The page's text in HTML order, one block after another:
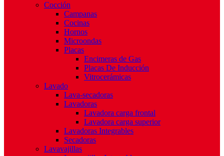
Cocción
Campanas
Cocinas
Hornos
Microondas
Placas
Encimeras de Gas
Placas De Inducción
Vitrocerámicas
Lavado
Lava-secadoras
Lavadoras
Lavadora carga frontal
Lavadora carga superior
Lavadoras Integrables
Secadoras
Lavavajillas